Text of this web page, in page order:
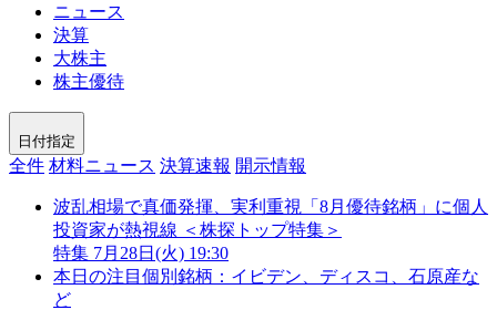
ニュース
決算
大株主
株主優待
日付指定
全件 材料ニュース 決算速報 開示情報
波乱相場で真価発揮、実利重視「8月優待銘柄」に個人
投資家が熱視線 ＜株探トップ特集＞
特集 7月28日(火) 19:30
本日の注目個別銘柄：イビデン、ディスコ、石原産な
ど